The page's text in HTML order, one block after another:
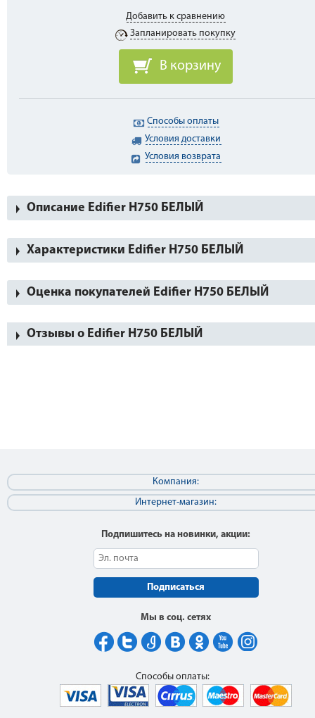
Добавить к сравнению
Запланировать покупку
В корзину
Способы оплаты
Условия доставки
Условия возврата
Описание Edifier H750 БЕЛЫЙ
Характеристики Edifier H750 БЕЛЫЙ
Оценка покупателей Edifier H750 БЕЛЫЙ
Отзывы о Edifier H750 БЕЛЫЙ
Компания:
Интернет-магазин:
Подпишитесь на новинки, акции:
Подписаться
Мы в соц. сетях
Способы оплаты: